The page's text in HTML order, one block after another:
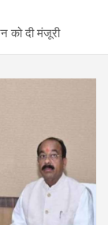
को दी मंजूरी